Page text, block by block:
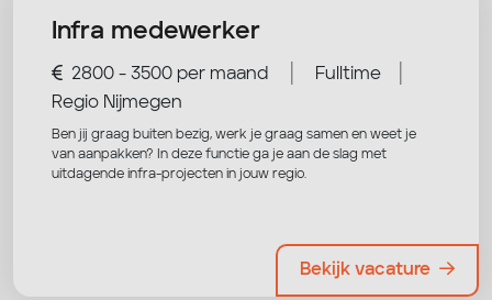
Infra medewerker
2800 - 3500 per maand Fulltime
Regio Nijmegen
Ben jij graag buiten bezig, werk je graag samen en weet je
van aanpakken? In deze functie ga je aan de slag met
uitdagende infra-projecten in jouw regio.
Bekijk vacature